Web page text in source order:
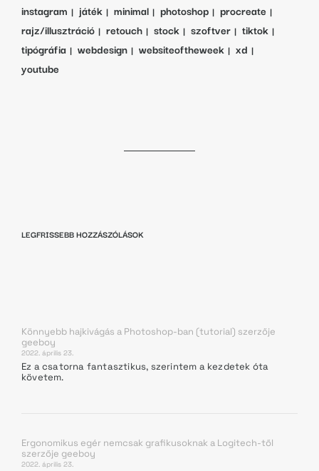
instagram
játék minimal photoshop
procreate
rajz/illusztráció
retouch stock szoftver
tiktok
tipógráfia
webdesign websiteoftheweek
xd
youtube
LEGFRISSEBB HOZZÁSZÓLÁSOK
Könnyebb hajkivágás a Photoshop-ban (tutorial) szerzője
geeboy
2022. április 23.
Ez a csatorna fantasztikus, szerintem a kezdetek óta
követem.
Ergonomikus egér nemcsak grafikusoknak a Logitech-től
szerzője geeboy
2022. április 23.